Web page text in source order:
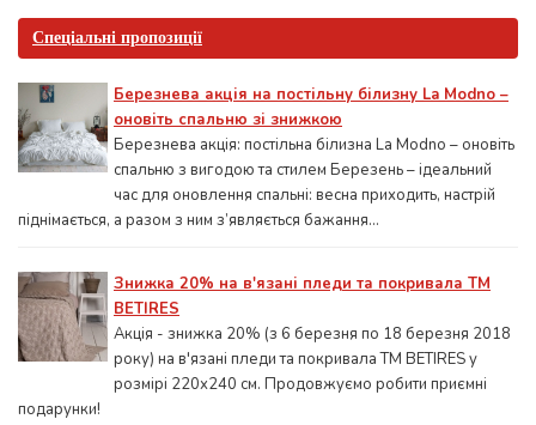
Спеціальні пропозиції
Березнева акція на постільну білизну La Modno –
оновіть спальню зі знижкою
Березнева акція: постільна білизна La Modno – оновіть
спальню з вигодою та стилем Березень – ідеальний
час для оновлення спальні: весна приходить, настрій
піднімається, а разом з ним з’являється бажання...
Знижка 20% на в'язані пледи та покривала ТМ
BETIRES
Акція - знижка 20% (з 6 березня по 18 березня 2018
року) на в'язані пледи та покривала ТМ BETIRES у
розмірі 220х240 см. Продовжуємо робити приємні
подарунки!